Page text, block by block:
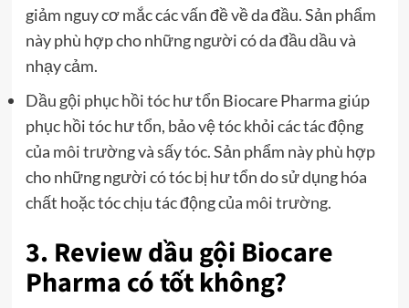
giảm nguy cơ mắc các vấn đề về da đầu. Sản phẩm
này phù hợp cho những người có da đầu dầu và
nhạy cảm.
Dầu gội phục hồi tóc hư tổn Biocare Pharma giúp
phục hồi tóc hư tổn, bảo vệ tóc khỏi các tác động
của môi trường và sấy tóc. Sản phẩm này phù hợp
cho những người có tóc bị hư tổn do sử dụng hóa
chất hoặc tóc chịu tác động của môi trường.
3. Review dầu gội Biocare
Pharma có tốt không?